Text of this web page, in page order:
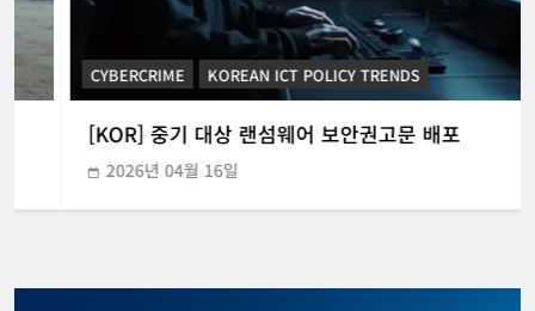
CYBERCRIME KOREAN ICT POLICY TRENDS
[KOR] 중기 대상 랜섬웨어 보안권고문 배포
2026년 04월 16일